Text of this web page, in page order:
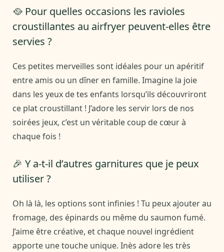
🥘 Pour quelles occasions les ravioles
croustillantes au airfryer peuvent-elles être
servies ?
Ces petites merveilles sont idéales pour un apéritif
entre amis ou un dîner en famille. Imagine la joie
dans les yeux de tes enfants lorsqu’ils découvriront
ce plat croustillant ! J’adore les servir lors de nos
soirées jeux, c’est un véritable coup de cœur à
chaque fois !
🎉 Y a-t-il d’autres garnitures que je peux
utiliser ?
Oh là là, les options sont infinies ! Tu peux ajouter au
fromage, des épinards ou même du saumon fumé.
J’aime être créative, et chaque nouvel ingrédient
apporte une touche unique. Inès adore les très